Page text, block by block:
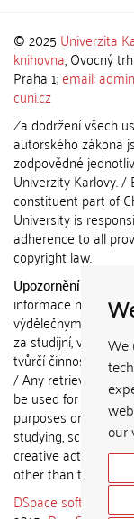
We
our
© 2025 Univerzita
knihovna, Ovocný
Praha 1;email:
cuni.cz
Za dodržení všech
autorského zákona
zodpovědné
Univerzity Karlovy. /
constituent part of
University is
adherence to all
copyright law.
Upozornění / Notice:
informace
výdělečným účelům
za studijní,
tvůrčí činnost jiné
/ Any retrieved
be used for any
purposes or
studying, scientific
creative activities of
other than the author.
DSpace software